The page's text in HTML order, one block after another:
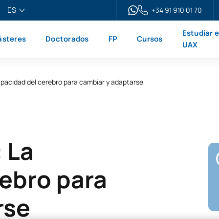
ES
+34 91 910 01 70
Doctorados FP Cursos
Estudiar
UAX
del cerebro para cambiar y adaptarse
para